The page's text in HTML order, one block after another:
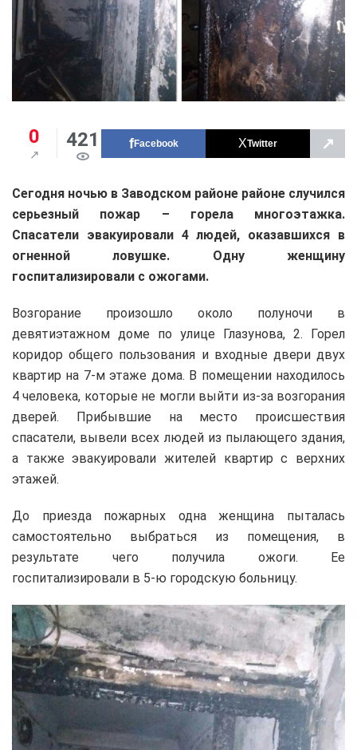
0 421 Facebook Twitter ↗
Сегодня ночью в Заводском районе районе случился
серьезный пожар – горела многоэтажка.
Спасатели эвакуировали 4 людей, оказавшихся в
огненной ловушке. Одну женщину
госпитализировали с ожогами.
Возгорание произошло около полуночи в
девятиэтажном доме по улице Глазунова, 2. Горел
коридор общего пользования и входные двери двух
квартир на 7-м этаже дома. В помещении находилось
4 человека, которые не могли выйти из-за возгорания
дверей. Прибывшие на место происшествия
спасатели, вывели всех людей из пылающего здания,
а также эвакуировали жителей квартир с верхних
этажей.
До приезда пожарных одна женщина пыталась
самостоятельно выбраться из помещения, в
результате чего получила ожоги. Ее
госпитализировали в 5-ю городскую больницу.